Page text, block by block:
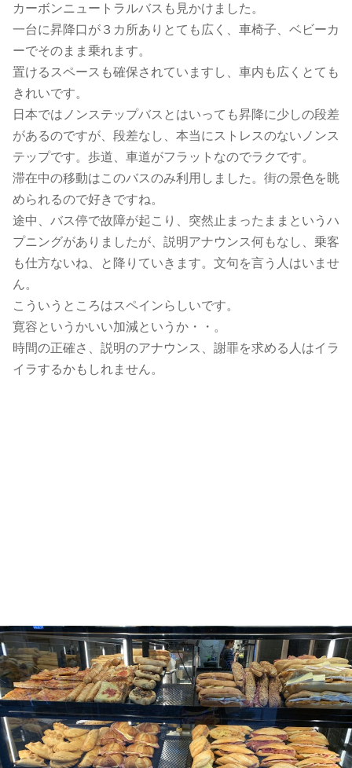
カーボンニュートラルバスも見かけました。
一台に昇降口が３カ所ありとても広く、車椅子、ベビーカ
ーでそのまま乗れます。
置けるスペースも確保されていますし、車内も広くとても
きれいです。
日本ではノンステップバスとはいっても昇降に少しの段差
があるのですが、段差なし、本当にストレスのないノンス
テップです。歩道、車道がフラットなのでラクです。
滞在中の移動はこのバスのみ利用しました。街の景色を眺
められるので好きですね。
途中、バス停で故障が起こり、突然止まったままというハ
プニングがありましたが、説明アナウンス何もなし、乗客
も仕方ないね、と降りていきます。文句を言う人はいませ
ん。
こういうところはスペインらしいです。
寛容というかいい加減というか・・。
時間の正確さ、説明のアナウンス、謝罪を求める人はイラ
イラするかもしれません。